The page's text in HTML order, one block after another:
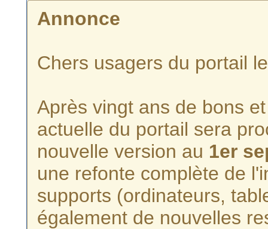
Annonce
Chers usagers du portail
Après vingt ans de bons
actuelle du portail sera
nouvelle version au 1er
une refonte complète de
supports (ordinateurs,
également de nouvelles